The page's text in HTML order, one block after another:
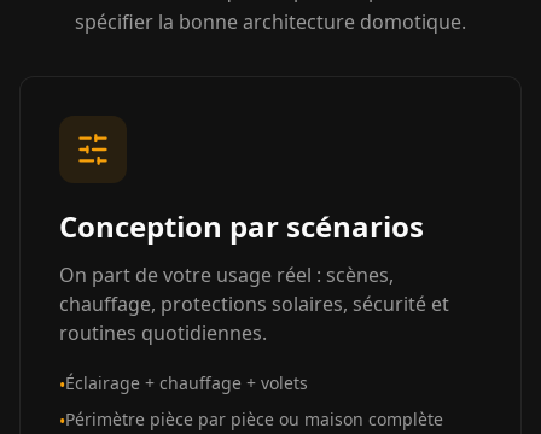
spécifier la bonne architecture domotique.
Conception par scénarios
On part de votre usage réel : scènes,
chauffage, protections solaires, sécurité et
routines quotidiennes.
•Éclairage + chauffage + volets
•Périmètre pièce par pièce ou maison complète